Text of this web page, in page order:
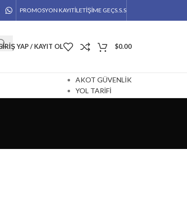
PROMOSYON KAYITİLETİŞİME GEÇS.S.S
YAP / KAYIT OL $0.00
AKOT GÜVENLİK
YOL TARİFİ